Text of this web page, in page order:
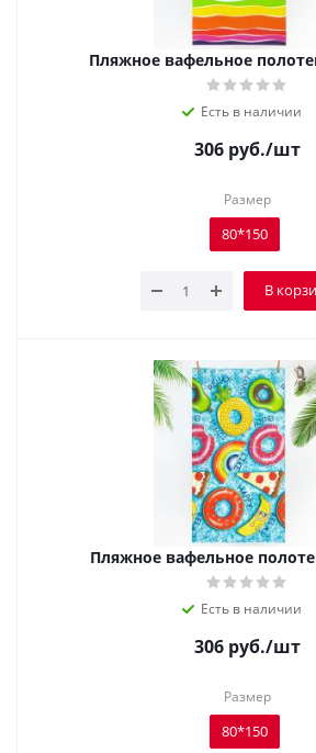
Пляжное вафельное
Есть в наличии
306руб./шт
Размер
80*150
В
Пляжное вафельное
Есть в наличии
306руб./шт
Размер
80*150